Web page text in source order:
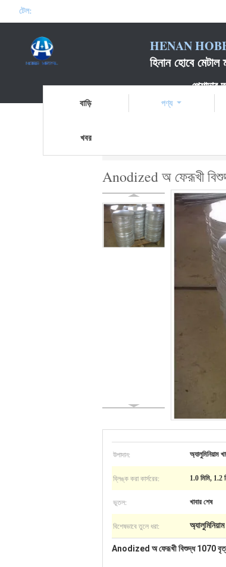
টেল:
HENAN
হিনান হোবে
পেশাদার
বাড়ি পণ্য
খবর
Anodized অ ফেরূখী
উপাদান: অ্যালুমিনিয়াম
ব্লিঙ্ক করা কার্সরের: 1.0 মিমি, 1.2
ভূতল: খাবার শেষ
বিশেষভাবে তুলে ধরা:
Anodized অ ফেরূখী বিশুদ্ধ 1070